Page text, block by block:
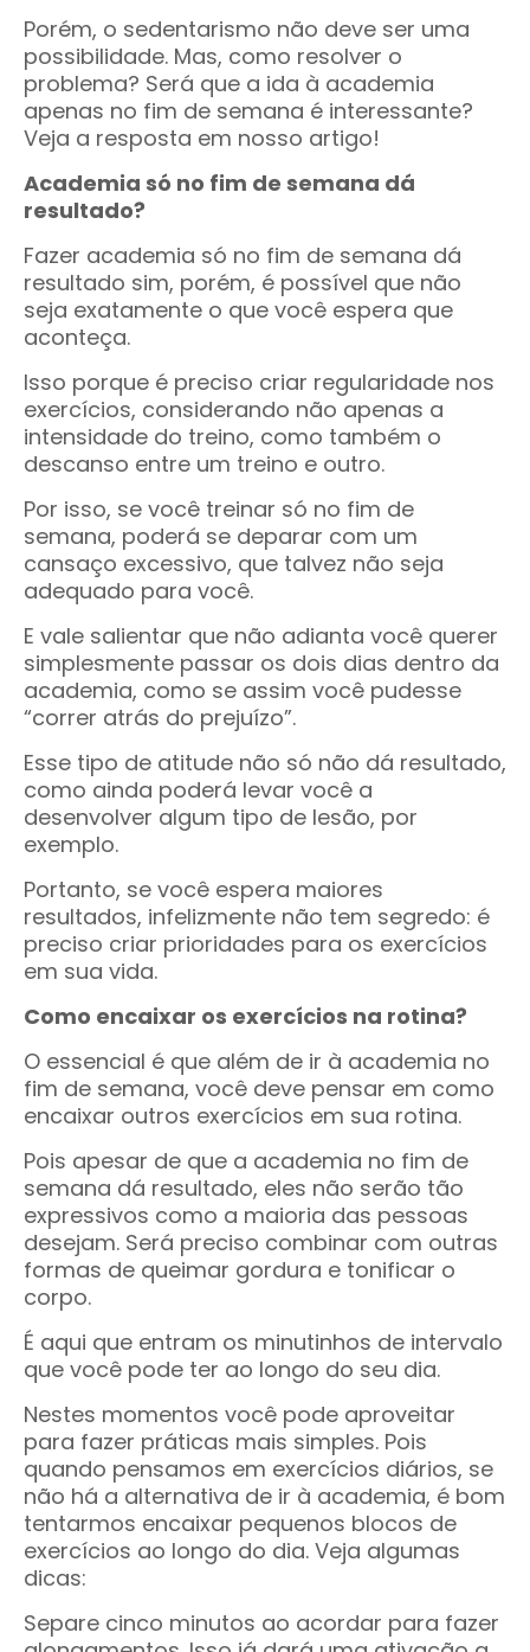
Porém, o sedentarismo não deve ser uma
possibilidade. Mas, como resolver o
problema? Será que a ida à academia
apenas no fim de semana é interessante?
Veja a resposta em nosso artigo!
Academia só no fim de semana dá
resultado?
Fazer academia só no fim de semana dá
resultado sim, porém, é possível que não
seja exatamente o que você espera que
aconteça.
Isso porque é preciso criar regularidade nos
exercícios, considerando não apenas a
intensidade do treino, como também o
descanso entre um treino e outro.
Por isso, se você treinar só no fim de
semana, poderá se deparar com um
cansaço excessivo, que talvez não seja
adequado para você.
E vale salientar que não adianta você querer
simplesmente passar os dois dias dentro da
academia, como se assim você pudesse
“correr atrás do prejuízo”.
Esse tipo de atitude não só não dá resultado,
como ainda poderá levar você a
desenvolver algum tipo de lesão, por
exemplo.
Portanto, se você espera maiores
resultados, infelizmente não tem segredo: é
preciso criar prioridades para os exercícios
em sua vida.
Como encaixar os exercícios na rotina?
O essencial é que além de ir à academia no
fim de semana, você deve pensar em como
encaixar outros exercícios em sua rotina.
Pois apesar de que a academia no fim de
semana dá resultado, eles não serão tão
expressivos como a maioria das pessoas
desejam. Será preciso combinar com outras
formas de queimar gordura e tonificar o
corpo.
É aqui que entram os minutinhos de intervalo
que você pode ter ao longo do seu dia.
Nestes momentos você pode aproveitar
para fazer práticas mais simples. Pois
quando pensamos em exercícios diários, se
não há a alternativa de ir à academia, é bom
tentarmos encaixar pequenos blocos de
exercícios ao longo do dia. Veja algumas
dicas:
Separe cinco minutos ao acordar para fazer